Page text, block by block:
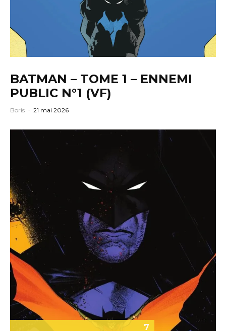
BATMAN – TOME 1 – ENNEMI
PUBLIC N°1 (VF)
Boris · 21 mai 2026
7